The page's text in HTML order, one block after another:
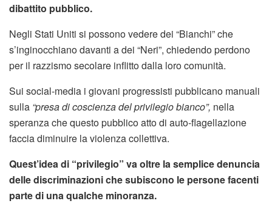
dibattito pubblico.
Negli Stati Uniti si possono vedere dei “Bianchi” che
s’inginocchiano davanti a dei “Neri”, chiedendo perdono
per il razzismo secolare inflitto dalla loro comunità.
Sui social-media i giovani progressisti pubblicano manuali
sulla “presa di coscienza del privilegio bianco”, nella
speranza che questo pubblico atto di auto-flagellazione
faccia diminuire la violenza collettiva.
Quest’idea di “privilegio” va oltre la semplice denuncia
delle discriminazioni che subiscono le persone facenti
parte di una qualche minoranza.